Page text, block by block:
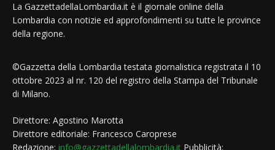
La GazzettadellaLombardia.it è il giornale online della
Lombardia con notizie ed approfondimenti su tutte le province
della regione.
©Gazzetta della Lombardia testata giornalistica registrata il 10
ottobre 2023 al nr. 120 del registro della Stampa del Tribunale
di Milano.
Direttore: Agostino Marotta
Direttore editoriale: Francesco Caroprese
Redazione: info@gazzettadellalombardia.it Pubblicità: